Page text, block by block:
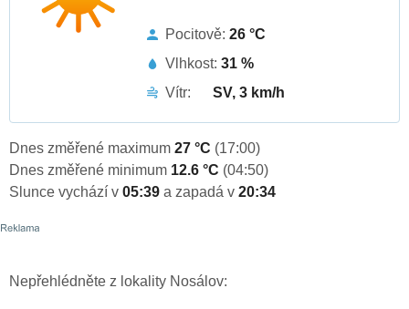
Pocitově: 26 °C
Vlhkost: 31 %
Vítr:
SV, 3 km/h
Dnes změřené maximum 27 °C (17:00)
Dnes změřené minimum 12.6 °C (04:50)
Slunce vychází v 05:39 a zapadá v 20:34
Nepřehlédněte z lokality Nosálov: